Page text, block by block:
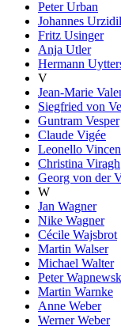
Peter Urban
Johannes Urzidil
Fritz Usinger
Anja Utler
Hermann
V
Jean-Marie
Siegfried von
Guntram Vesper
Claude Vigée
Leonello
Christina Viragh
Georg von der
W
Jan Wagner
Nike Wagner
Cécile Wajsbrot
Martin Walser
Michael Walter
Peter
Martin Warnke
Anne Weber
Werner Weber